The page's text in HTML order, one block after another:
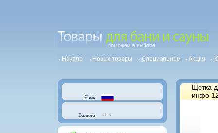
Язык:
Валюта: RUR
Щетка
инфо